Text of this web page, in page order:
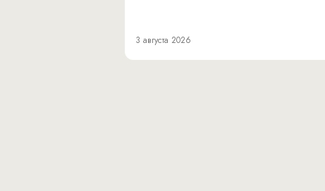
3 августа 2026